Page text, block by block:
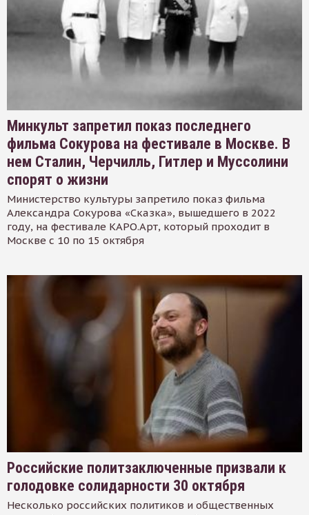
Минкульт запретил показ последнего
фильма Сокурова на фестивале в Москве. В
нем Сталин, Черчилль, Гитлер и Муссолини
спорят о жизни
Министерство культуры запретило показ фильма
Александра Сокурова «Сказка», вышедшего в 2022
году, на фестивале КАРО.Арт, который проходит в
Москве с 10 по 15 октября
Российские политзаключенные призвали к
голодовке солидарности 30 октября
Несколько российских политиков и общественных